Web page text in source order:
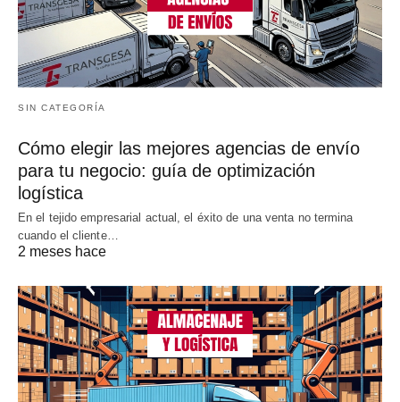
SIN CATEGORÍA
Cómo elegir las mejores agencias de envío
para tu negocio: guía de optimización
logística
En el tejido empresarial actual, el éxito de una venta no termina
cuando el cliente…
2 meses hace